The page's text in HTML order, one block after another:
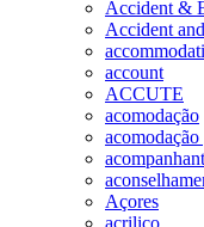
Accident &
Accident
account
ACCUTE
acomodação
acomodação
Açores
acrilico